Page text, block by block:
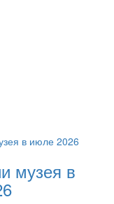
музея в